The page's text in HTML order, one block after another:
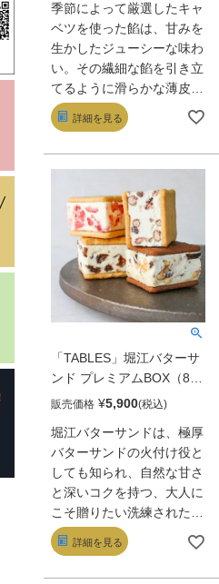
季節によって厳選したキャ
ベツを使った餡は、甘みを
生かしたジューシーな味わ
い。その繊細な餡を引き立
てるように滑らかな薄皮で
包んだ。この餃子のために
ブレンドしたオリジナル酢
詳細を見る
「TABLES」堀江バターサ
ンド プレミアムBOX（8
個）
販売価格 ¥5,900
堀江バターサンドは、極厚
バターサンドの火付け役と
しても知られ、自然な甘さ
と深いコクを持つ、大人に
こそ贈りたい洗練された4
つの味わいのレギュラーフ
レーバーアソートセットで
詳細を見る